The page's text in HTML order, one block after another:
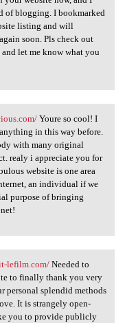
of blogging. I bookmarked
listing and will
soon. Pls check out
let me know what you
Youre so cool! I
in this way before.
with many original
realy i appreciate you for
website is one area
an individual if we
purpose of bringing
lefilm.com/Needed to
to finally thank you very
personal splendid methods
It is strangely open-
you to provide publicly